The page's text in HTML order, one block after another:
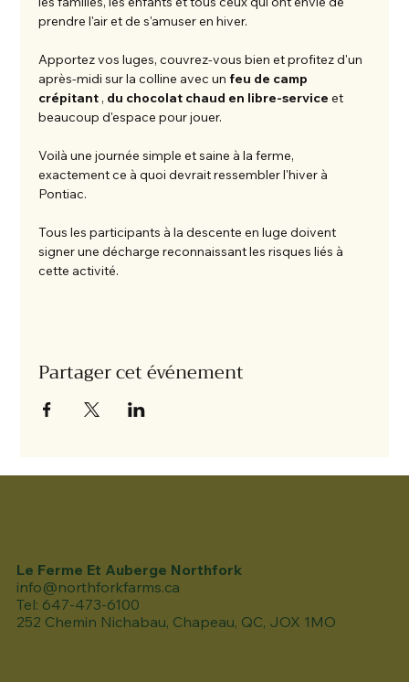
prendre l'air et de s'amuser en hiver.
Apportez vos luges, couvrez-vous bien et profitez d'un
après-midi sur la colline avec un feu de camp
crépitant , du chocolat chaud en libre-service et
beaucoup d'espace pour jouer.
Voilà une journée simple et saine à la ferme,
exactement ce à quoi devrait ressembler l'hiver à
Pontiac.
Tous les participants à la descente en luge doivent
signer une décharge reconnaissant les risques liés à
cette activité.
Partager cet événement
Le Ferme Et Auberge Northfork
info@northforkfarms.ca
Tel: 647-473-6100
252 Chemin Nichabau, Chapeau, QC, JOX 1MO